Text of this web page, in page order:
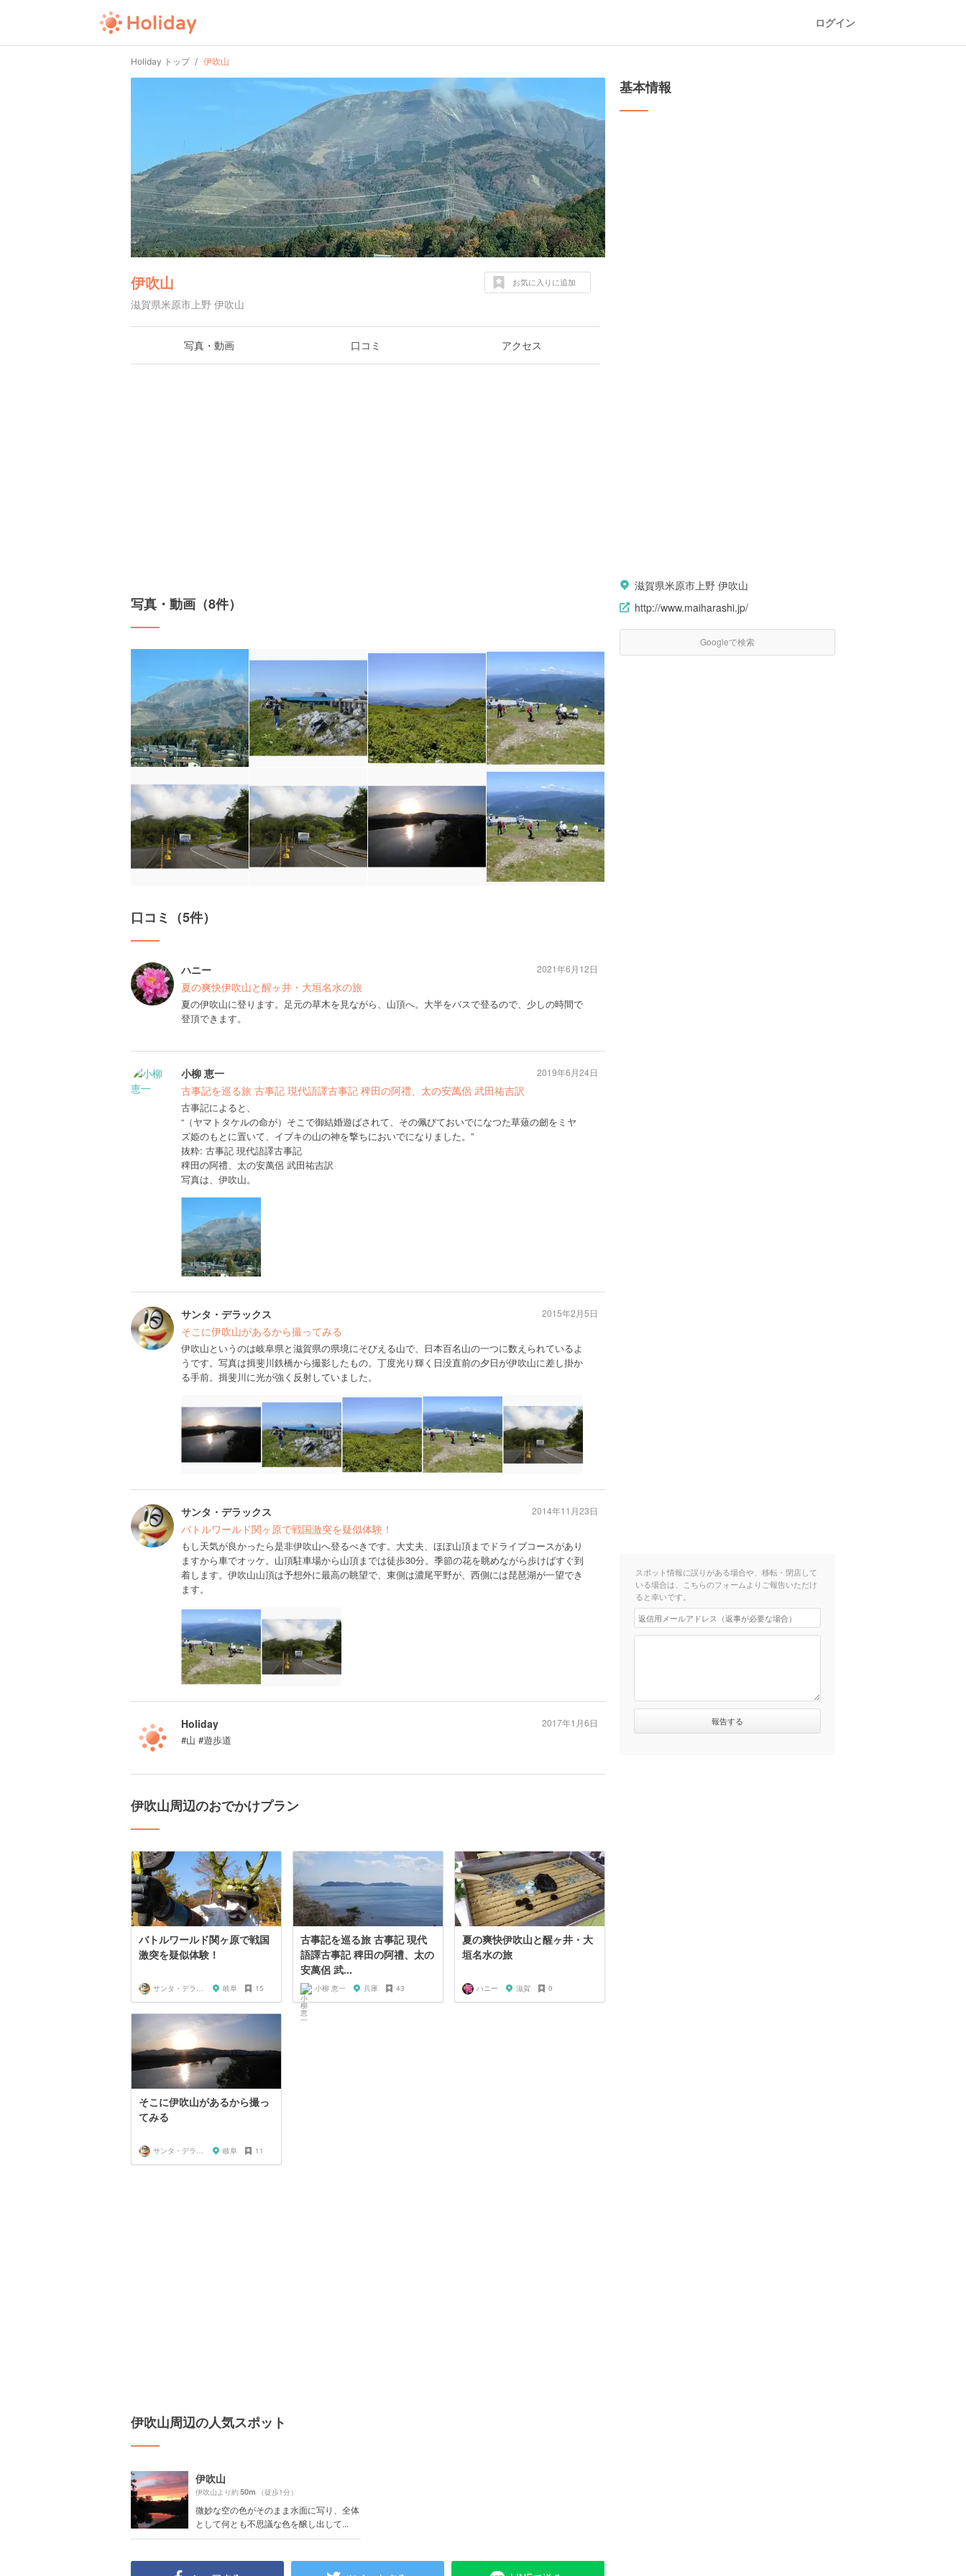
ログイン
Holiday トップ 伊吹山
伊吹山
滋賀県米原市上野 伊吹山
お気に入りに追加
写真・動画 口コミ アクセス
写真・動画（8件）
口コミ（5件）
ハニー
夏の爽快伊吹山と醒ヶ井・大垣名水の旅
夏の伊吹山に登ります。足元の草木を見ながら、山頂へ。大半をバスで登るので、少しの時間で
登頂できます。
2021年6月12日
小柳 恵一
古事記を巡る旅 古事記 現代語譯古事記 稗田の阿禮、太の安萬侶 武田祐吉訳
古事記によると、
“（ヤマトタケルの命が）そこで御結婚遊ばされて、その佩びておいでになつた草薙の劒をミヤ
ズ姫のもとに置いて、イブキの山の神を撃ちにおいでになりました。”
抜粋: 古事記 現代語譯古事記
稗田の阿禮、太の安萬侶 武田祐吉訳
写真は、伊吹山。
2019年6月24日
サンタ・デラックス
そこに伊吹山があるから撮ってみる
伊吹山というのは岐阜県と滋賀県の県境にそびえる山で、日本百名山の一つに数えられているよ
うです。写真は揖斐川鉄橋から撮影したもの。丁度光り輝く日没直前の夕日が伊吹山に差し掛か
る手前。揖斐川に光が強く反射していました。
2015年2月5日
サンタ・デラックス
バトルワールド関ヶ原で戦国激突を疑似体験！
もし天気が良かったら是非伊吹山へ登るべきです。大丈夫、ほぼ山頂までドライブコースがあり
ますから車でオッケ。山頂駐車場から山頂までは徒歩30分。季節の花を眺めながら歩けばすぐ到
着します。伊吹山山頂は予想外に最高の眺望で、東側は濃尾平野が、西側には琵琶湖が一望でき
ます。
2014年11月23日
Holiday
#山 #遊歩道
2017年1月6日
伊吹山周辺のおでかけプラン
バトルワールド関ヶ原で戦国
激突を疑似体験！
サンタ・デラックス 岐阜 15
古事記を巡る旅 古事記 現代
語譯古事記 稗田の阿禮、太の
安萬侶 武...
小柳 恵一 兵庫 43
夏の爽快伊吹山と醒ヶ井・大
垣名水の旅
ハニー 滋賀 0
そこに伊吹山があるから撮っ
てみる
サンタ・デラックス 岐阜 11
伊吹山周辺の人気スポット
伊吹山
伊吹山より約50m （徒歩1分）
微妙な空の色がそのまま水面に写り、全体
として何とも不思議な色を醸し出して...
基本情報
滋賀県米原市上野 伊吹山
http://www.maiharashi.jp/
Googleで検索
スポット情報に誤りがある場合や、移転・閉店して
いる場合は、こちらのフォームよりご報告いただけ
ると幸いです。